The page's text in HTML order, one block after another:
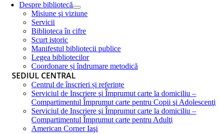
Despre bibliotecă
Misiune şi viziune
Servicii
Biblioteca în cifre
Scurt istoric
Manifestul bibliotecii publice
Legea bibliotecilor
Coordonare și îndrumare metodică
SEDIUL CENTRAL
Centrul de înscrieri și referințe
Serviciul de Inscriere şi Împrumut carte la domiciliu –
Compartimentul Împrumut carte pentru Copii şi Adolescenţi
Serviciul de Inscriere şi Împrumut carte la domiciliu –
Compartimentul Împrumut carte pentru Adulţi
American Corner Iaşi